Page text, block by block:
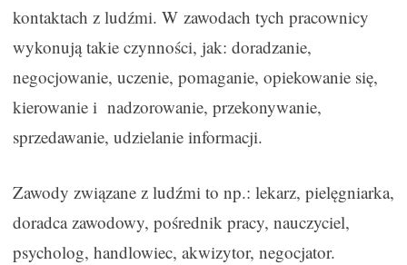
kontaktach z ludźmi. W zawodach tych pracownicy
wykonują takie czynności, jak: doradzanie,
negocjowanie, uczenie, pomaganie, opiekowanie się,
kierowanie i nadzorowanie, przekonywanie,
sprzedawanie, udzielanie informacji.
Zawody związane z ludźmi to np.: lekarz, pielęgniarka,
doradca zawodowy, pośrednik pracy, nauczyciel,
psycholog, handlowiec, akwizytor, negocjator.